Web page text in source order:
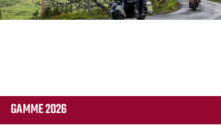
GAMME 2026